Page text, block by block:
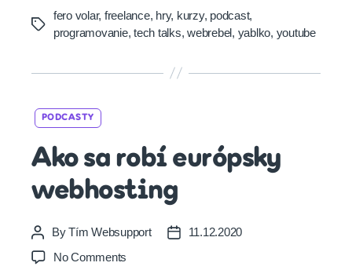
Tags
fero volar, freelance, hry, kurzy, podcast,
programovanie,tech talks,webrebel, yablko, youtube
PODCASTY
Ako sa robí európsky
webhosting
Post
author
ByTím Websupport
Post11.12.2020
No Comments